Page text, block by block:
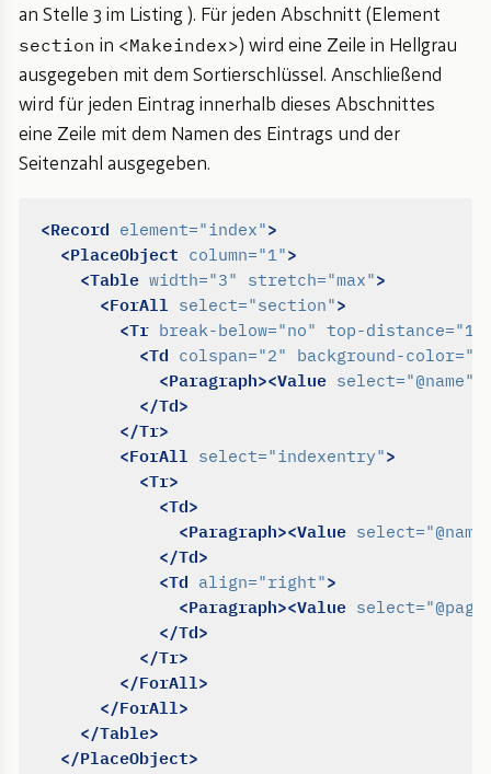
an Stelle 3 im Listing ). Für jeden Abschnitt (Element
section in <Makeindex>) wird eine Zeile in Hellgrau
ausgegeben mit dem Sortierschlüssel. Anschließend
wird für jeden Eintrag innerhalb dieses Abschnittes
eine Zeile mit dem Namen des Eintrags und der
Seitenzahl ausgegeben.
<Record element="index">
<PlaceObject column="1">
<Table width="3" stretch="max">
<ForAll select="section">
<Tr break-below="no" top-distance=
<Td colspan="2" background-color=
<Paragraph><Value select="@name"
</Td>
</Tr>
<ForAll select="indexentry">
<Tr>
<Td>
<Paragraph><Value select=
</Td>
<Td align="right">
<Paragraph><Value select=
</Td>
</Tr>
</ForAll>
</ForAll>
</Table>
</PlaceObject>